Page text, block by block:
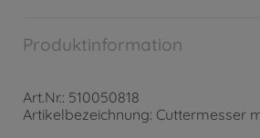
Produktinformation
Art.Nr.: 510050818
Artikelbezeichnung: Cuttermesser